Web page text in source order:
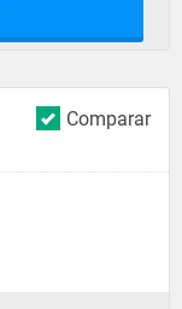
Comparar